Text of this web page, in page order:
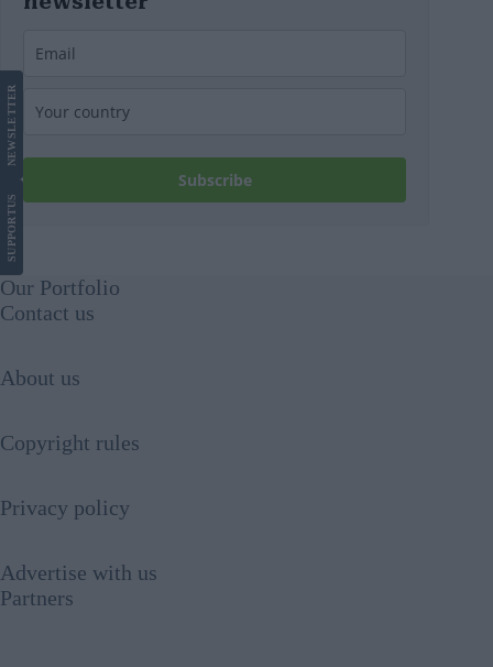
Subscribe
SUPPORT
US
NEWS
LETTER
Our Portfolio
Contact us
About us
Copyright rules
Privacy policy
Advertise with us
Partners